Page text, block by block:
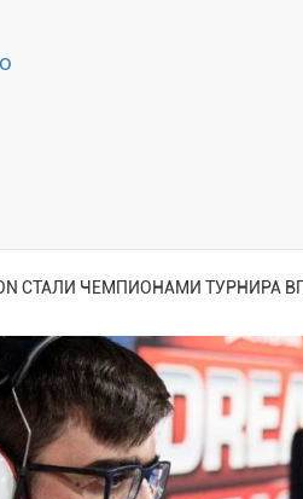
СТАЛИ ЧЕМПИОНАМИ ТУРНИРА